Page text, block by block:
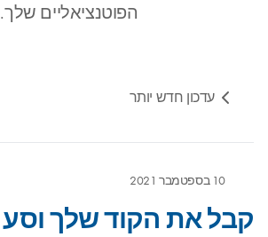
הפוטנציאליים שלך.
עדכון חדש יותר
10 בספטמבר 2021
קבל את הקוד שלך וסע